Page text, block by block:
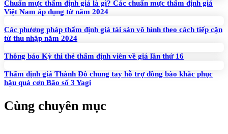
Chuẩn mực thẩm định giá là gì? Các chuẩn mực thẩm định giá
Việt Nam áp dụng từ năm 2024
Các phương pháp thẩm định giá tài sản vô hình theo cách tiếp cận
từ thu nhập năm 2024
Thông báo Kỳ thi thẻ thẩm định viên về giá lần thứ 16
Thẩm định giá Thành Đô chung tay hỗ trợ đồng bào khắc phục
hậu quả cơn Bão số 3 Yagi
Cùng chuyên mục